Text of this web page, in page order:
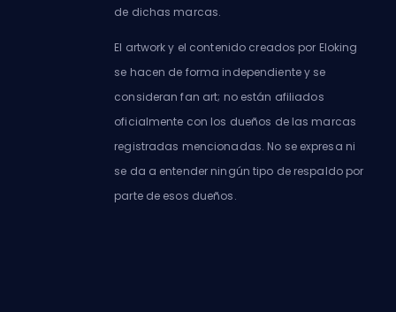
de dichas marcas.
El artwork y el contenido creados por Eloking
se hacen de forma independiente y se
consideran fan art; no están afiliados
oficialmente con los dueños de las marcas
registradas mencionadas. No se expresa ni
se da a entender ningún tipo de respaldo por
parte de esos dueños.